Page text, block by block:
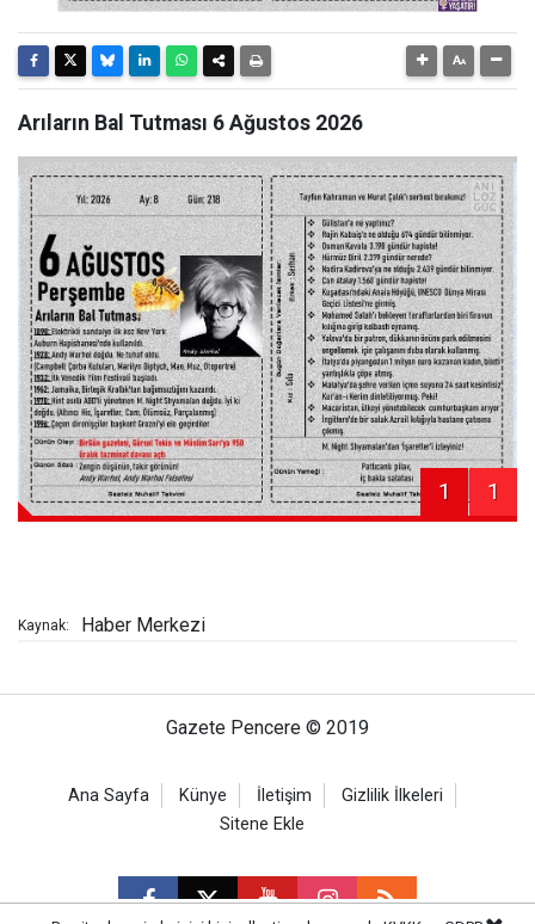
Arıların Bal Tutması 6 Ağustos 2026
1 1
Kaynak: Haber Merkezi
Gazete Pencere © 2019
Ana Sayfa Künye İletişim
Gizlilik İlkeleri
Sitene Ekle